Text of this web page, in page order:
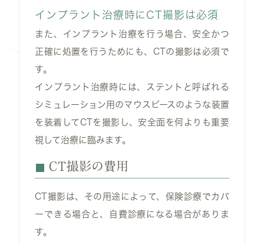
インプラント治療時にCT撮影は必須
また、インプラント治療を行う場合、安全かつ
正確に処置を行うためにも、 CT の撮影は必須で
す。
インプラント治療時には、ステントと呼ばれる
シミュレーション用のマウスピースのような装置
を装着してCTを撮影し、安全面を何よりも重要
視して治療に臨みます。
CT撮影の費用
CT
撮影は、その用途によって、保険診療でカバ
ーできる場合と、自費診療になる場合がありま
す。